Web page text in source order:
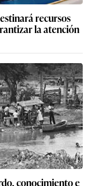
recursos
la atención
conocimiento e